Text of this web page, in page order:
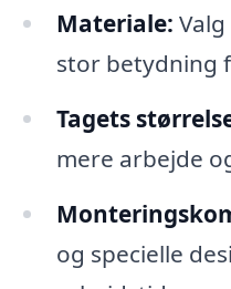
Materiale:
stor betydning
Tagets
mere arbejde
og specielle